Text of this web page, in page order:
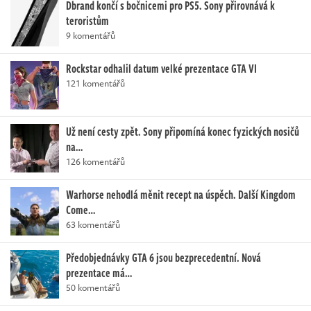
Dbrand končí s bočnicemi pro PS5. Sony přirovnává k
teroristům
9 komentářů
Rockstar odhalil datum velké prezentace GTA VI
121 komentářů
Už není cesty zpět. Sony připomíná konec fyzických nosičů
na…
126 komentářů
Warhorse nehodlá měnit recept na úspěch. Další Kingdom
Come…
63 komentářů
Předobjednávky GTA 6 jsou bezprecedentní. Nová
prezentace má…
50 komentářů